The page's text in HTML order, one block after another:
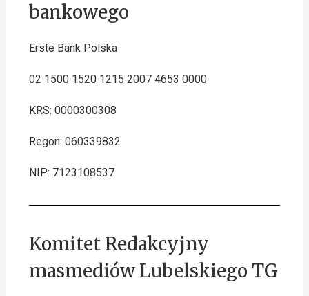
bankowego
Erste Bank Polska
02 1500 1520 1215 2007 4653 0000
KRS: 0000300308
Regon: 060339832
NIP: 7123108537
Komitet Redakcyjny
masmediów Lubelskiego TG